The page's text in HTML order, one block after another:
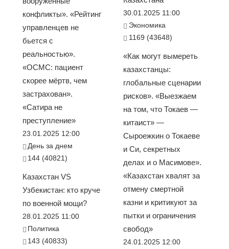
конфликты». «Рейтинг
управленцев не
бьется с
реальностью».
«ОСМС: пациент
скорее мёртв, чем
застрахован».
«Сатира не
преступление»
23.01.2025 12:00
День за днем
144 (40821)
Казахстан VS
Узбекистан: кто круче
по военной мощи?
28.01.2025 11:00
Политика
143 (40833)
30.01.2025 11:00
Экономика
1169 (43648)
«Как могут вымереть
казахстанцы:
глобальные сценарии
рисков». «Выезжаем
на том, что Токаев —
китаист» —
Сыроежкин о Токаеве
и Си, секретных
делах и о Масимове».
«Казахстан хвалят за
отмену смертной
казни и критикуют за
пытки и ограничения
свобод»
24.01.2025 12:00